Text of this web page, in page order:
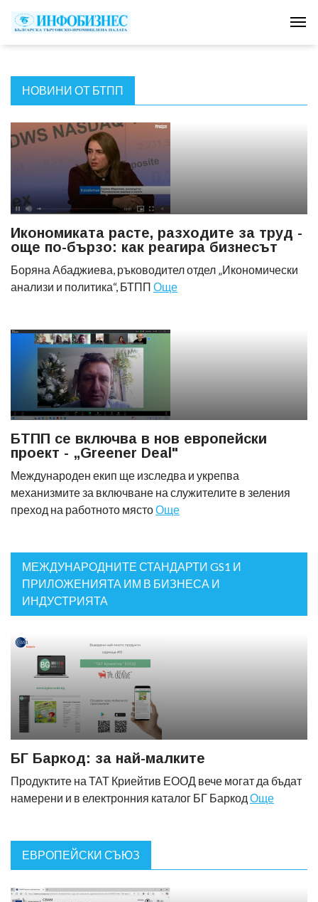
НОВИНИ ОТ БТПП
Икономиката расте, разходите за труд -
още по-бързо: как реагира бизнесът
Боряна Абаджиева, ръководител отдел „Икономически
анализи и политика“, БТПП Още
БТПП се включва в нов европейски
проект - „Greener Deal"
Международен екип ще изследва и укрепва
механизмите за включване на служителите в зеления
преход на работното мястоОще
МЕЖДУНАРОДНИТЕ СТАНДАРТИ GS1 И
ПРИЛОЖЕНИЯТА ИМ В БИЗНЕСА И
ИНДУСТРИЯТА
БГ Баркод: за най-малките
Продуктите на ТАТ Криейтив ЕООД вече могат да бъдат
намерени и в електронния каталог БГ Баркод Още
ЕВРОПЕЙСКИ СЪЮЗ